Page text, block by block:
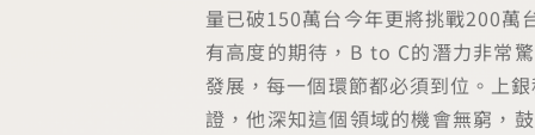
量已破150萬台今年更將挑戰200萬
有高度的期待，B to C的潛力非常
發展，每一個環節都必須到位。上
證，他深知這個領域的機會無窮，